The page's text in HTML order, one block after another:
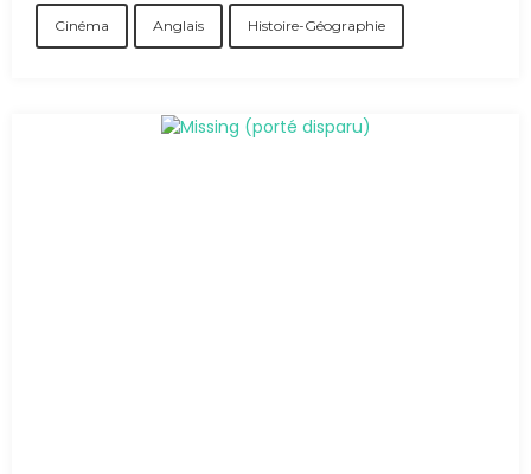
Cinéma Anglais Histoire-Géographie